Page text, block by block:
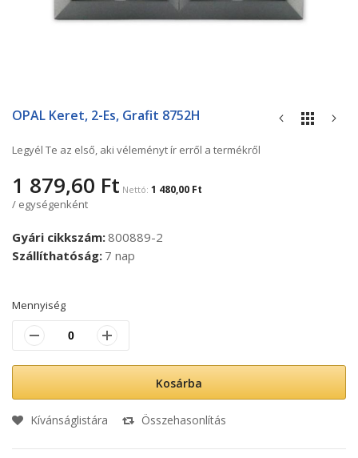
a
elejére
OPAL Keret, 2-Es, Grafit 8752H
Legyél Te az első, aki véleményt ír erről a termékről
1 879,60 Ft 1 480,00 Ft
/ egységenként
Gyári cikkszám 800889-2
Szállíthatóság 7 nap
Mennyiség
Kosárba
Kívánságlistára Összehasonlítás